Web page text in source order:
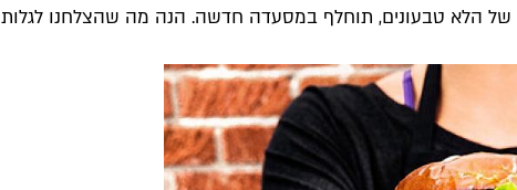
הלא טבעונים, תוחלף במסעדה חדשה. הנה מה שהצלחנו לגלות